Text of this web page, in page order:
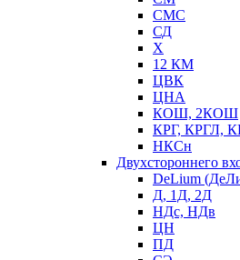
СМС
СД
Х
12 КМ
ЦВК
ЦНА
КОШ, 2КОШ
КРГ, КРГЛ,
НКСн
Двухстороннего
DeLium
Д, 1Д, 2Д
НДс, НДв
ЦН
ПД